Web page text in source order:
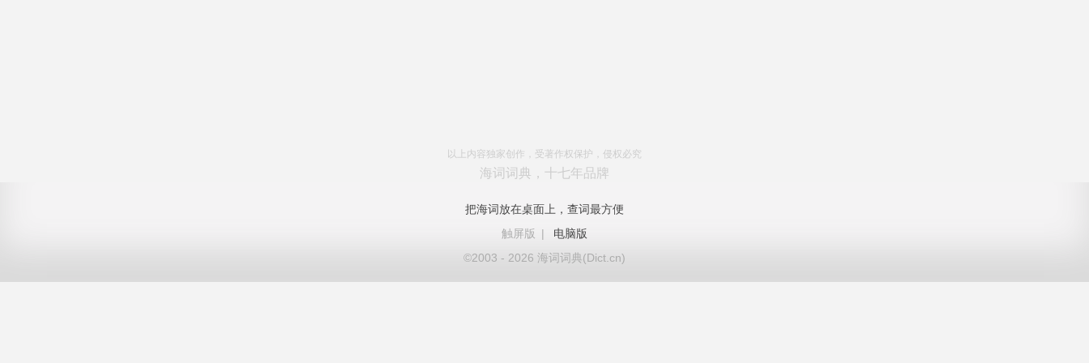
以上内容独家创作，受著作权保护，侵权必究
海词词典，十七年品牌
把海词放在桌面上，查词最方便
触屏版
|
电脑版
©2003 - 2026 海词词典(Dict.cn)